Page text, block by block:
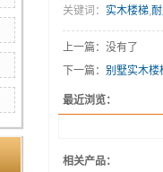
关键词： 实木楼梯,
上一篇：没有了
下一篇： 别墅实木楼
最近浏览：
相关产品：